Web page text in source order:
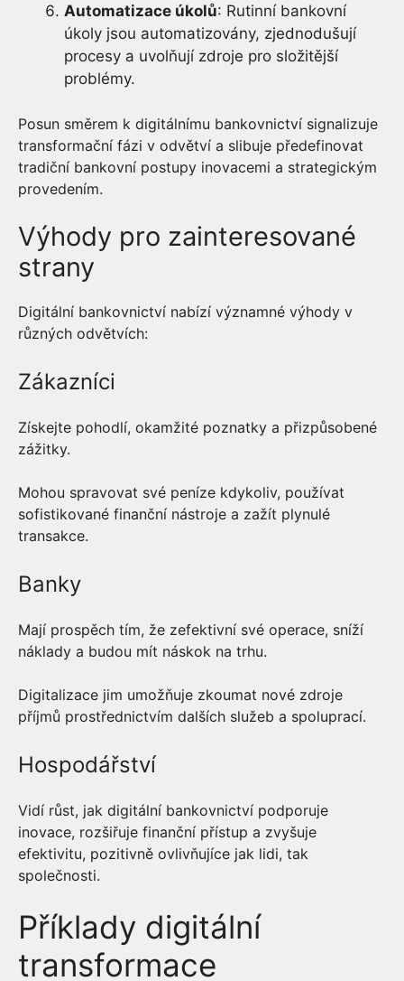
Automatizace úkolů: Rutinní bankovní
úkoly jsou automatizovány, zjednodušují
procesy a uvolňují zdroje pro složitější
problémy.
Posun směrem k digitálnímu bankovnictví signalizuje
transformační fázi v odvětví a slibuje předefinovat
tradiční bankovní postupy inovacemi a strategickým
provedením.
Výhody pro zainteresované
strany
Digitální bankovnictví nabízí významné výhody v
různých odvětvích:
Zákazníci
Získejte pohodlí, okamžité poznatky a přizpůsobené
zážitky.
Mohou spravovat své peníze kdykoliv, používat
sofistikované finanční nástroje a zažít plynulé
transakce.
Banky
Mají prospěch tím, že zefektivní své operace, sníží
náklady a budou mít náskok na trhu.
Digitalizace jim umožňuje zkoumat nové zdroje
příjmů prostřednictvím dalších služeb a spoluprací.
Hospodářství
Vidí růst, jak digitální bankovnictví podporuje
inovace, rozšiřuje finanční přístup a zvyšuje
efektivitu, pozitivně ovlivňujíce jak lidi, tak
společnosti.
Příklady digitální
transformace